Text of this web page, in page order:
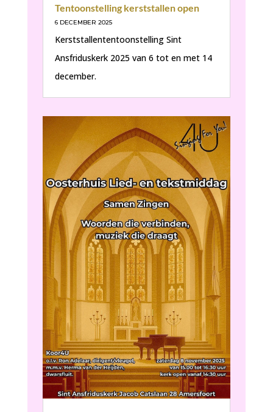
Tentoonstelling kerststallen open
6 DECEMBER 2025
Kerststallententoonstelling Sint
Ansfriduskerk 2025 van 6 tot en met 14
december.